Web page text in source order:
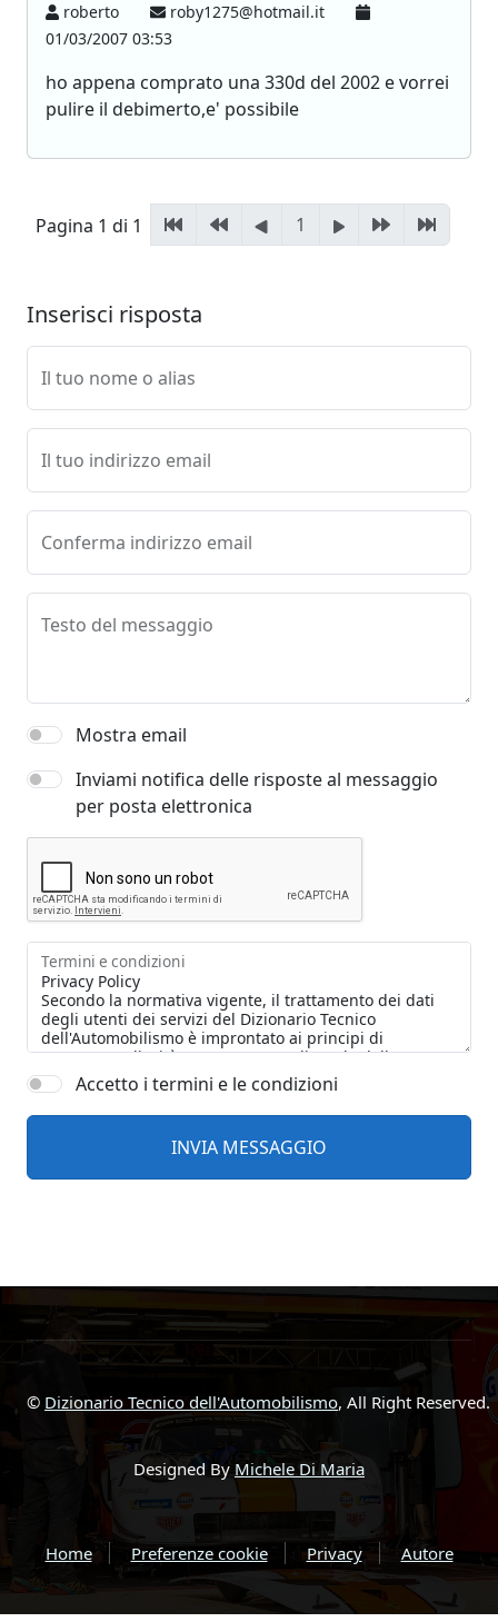
roberto
roby1275@hotmail.it
01/03/2007 03:53
ho appena comprato una 330d del 2002 e vorrei
pulire il debimerto,e' possibile
Pagina 1 di 1 1
Inserisci risposta
Il tuo nome o alias
Il tuo indirizzo email
Conferma indirizzo email
Testo del messaggio
Mostra email
Inviami notifica delle risposte al messaggio
per posta elettronica
Termini e condizioni
Accetto i termini e le condizioni
© Dizionario Tecnico dell'Automobilismo, All Right Reserved.
Designed By Michele Di Maria
Home Preferenze cookie Privacy Autore